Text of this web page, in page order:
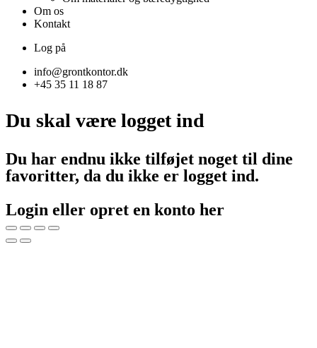
Om os
Kontakt
Log på
info@grontkontor.dk
+45 35 11 18 87
Du skal være logget ind
Du har endnu ikke tilføjet noget til dine
favoritter, da du ikke er logget ind.
Login eller opret en konto her